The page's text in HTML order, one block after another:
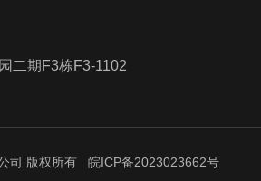
二期F3栋F3-1102
司 版权所有 皖ICP备2023023662号